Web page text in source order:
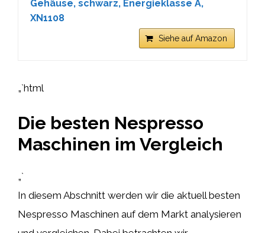
Gehäuse, schwarz, Energieklasse A,
XN1108
Siehe auf Amazon
„`html
Die besten Nespresso
Maschinen im Vergleich
„`
In diesem Abschnitt werden wir die aktuell besten
Nespresso Maschinen auf dem Markt analysieren